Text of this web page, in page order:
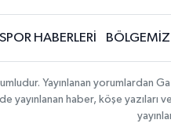
SPOR HABERLERİ BÖLGEMİZ
Yayınlanan
yayınlanan haber, köşe